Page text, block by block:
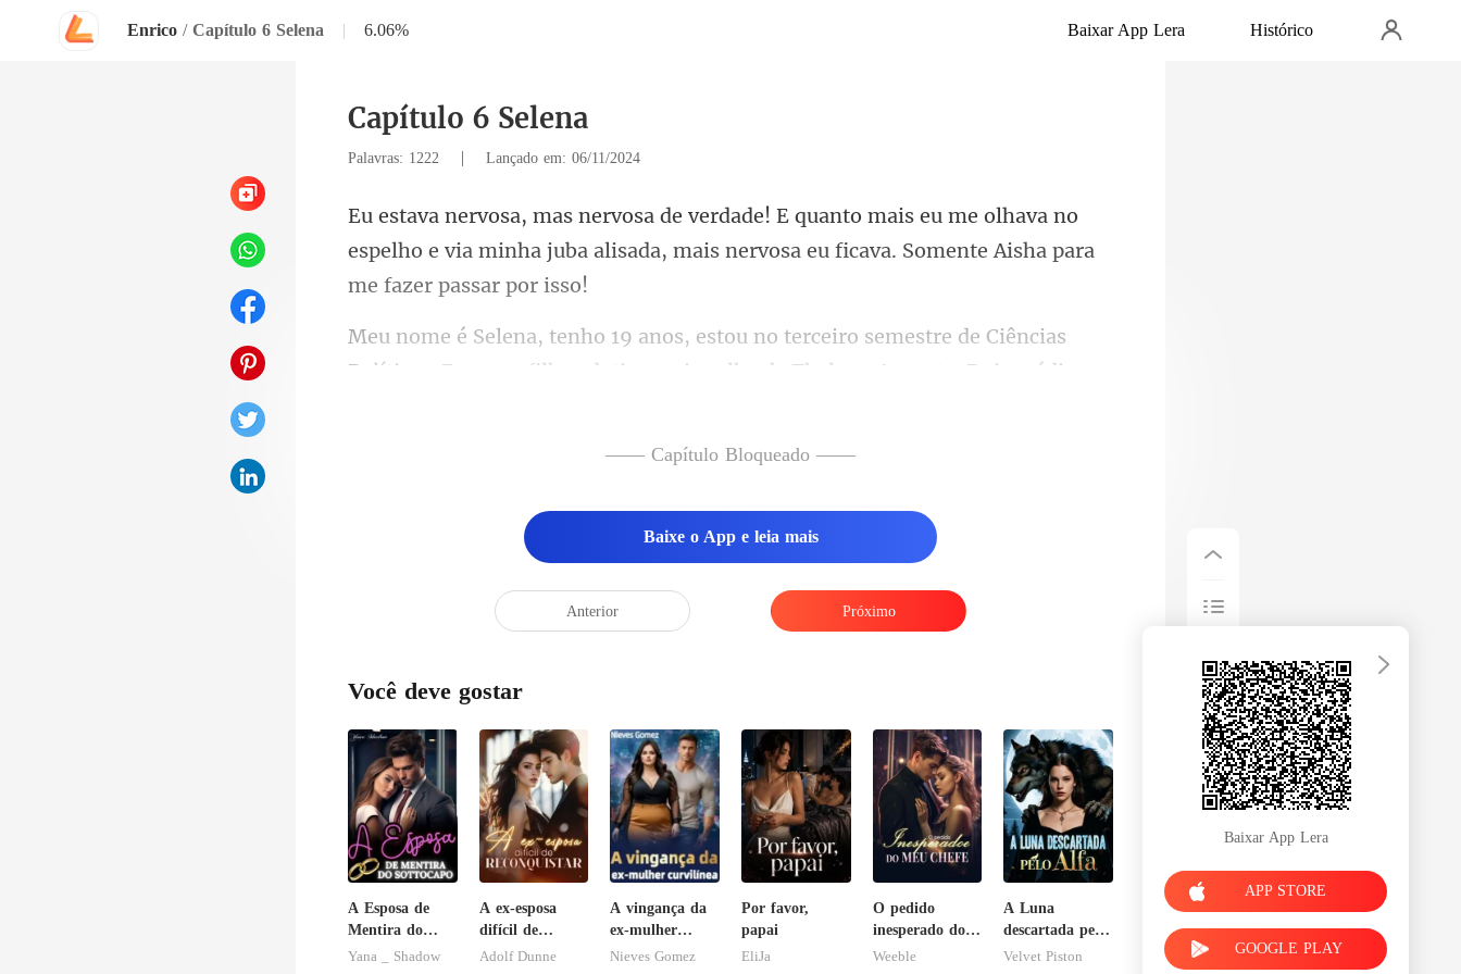
Enrico / Capítulo 6 Selena | 6.06% Baixar App Lera Histórico
Capítulo 6 Selena
Palavras: 1222 | Lançado em: 06/11/2024
u me olhava no
espelho e via minha juba alisada, mais nerv
tre de Ciências
Políticas. Eu sou a filha adotiva mais ve
—— Capítulo Bloqueado ——
Baixe o App e leia mais
Anterior Próximo
Você deve gostar
A Esposa de
Mentira do
Sottocapo
Yana _ Shadow
A ex-esposa
difícil de
reconquistar
Adolf Dunne
A vingança da
ex-mulher
curvilínea
Nieves Gomez
Por favor,
papai
EliJa
O pedido
inesperado do
meu chefe
Weeble
A Luna
descartada pelo
Alfa
Velvet Piston
Baixar App Lera
APP STORE
GOOGLE PLAY